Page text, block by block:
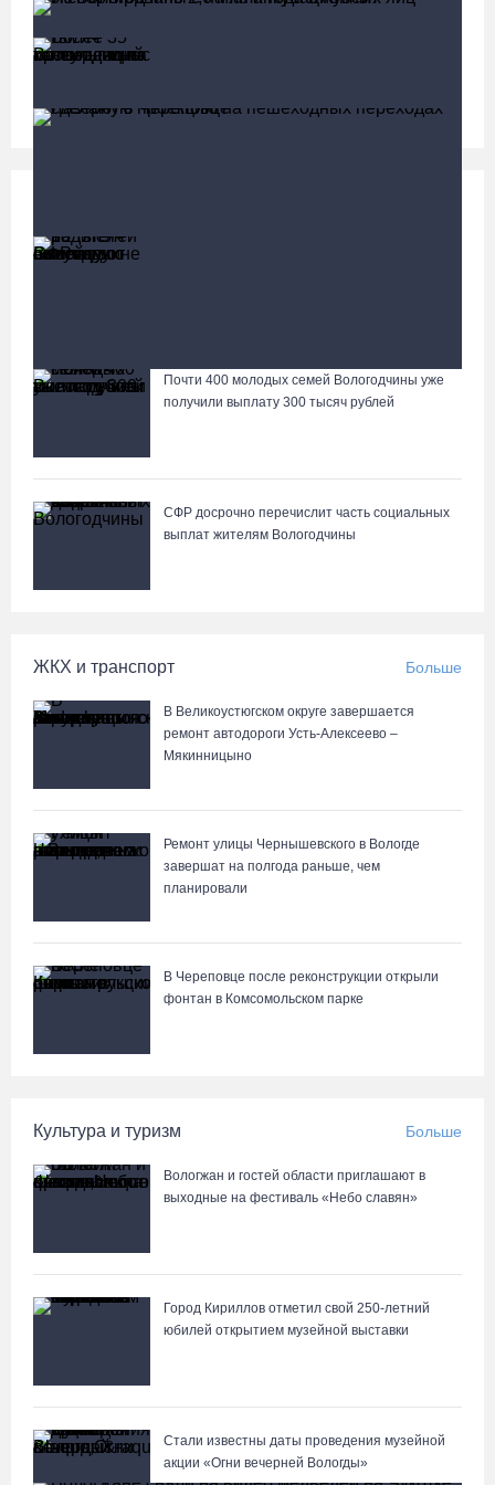
Лазерную проекцию на пешеходных переходах сделают в
Почти 400 молодых семей Вологодчины уже
получили выплату 300 тысяч рублей
СФР досрочно перечислит часть социальных
выплат жителям Вологодчины
ЖКХ и транспорт Больше
В Великоустюгском округе завершается
ремонт автодороги Усть-Алексеево –
Мякинницыно
Ремонт улицы Чернышевского в Вологде
завершат на полгода раньше, чем
планировали
В Череповце после реконструкции открыли
фонтан в Комсомольском парке
Культура и туризм Больше
Вологжан и гостей области приглашают в
выходные на фестиваль «Небо славян»
Город Кириллов отметил свой 250-летний
юбилей открытием музейной выставки
Стали известны даты проведения музейной
акции «Огни вечерней Вологды»